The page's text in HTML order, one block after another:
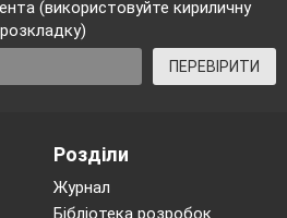
не
(використовуйте кириличну
розкладку)
ПЕРЕВІРИТИ
Розділи
Журнал
Бібліотека розробок